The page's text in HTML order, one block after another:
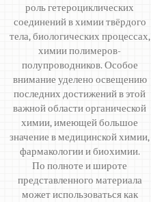
роль гетероциклических
соединений в химии твёрдого
тела, биологических процессах,
химии полимеров-
полупроводников. Особое
внимание уделено освещению
последних достижений в этой
важной области органической
химии, имеющей большое
значение в медицинской химии,
фармакологии и биохимии.
По полноте и широте
представленного материала
может использоваться как